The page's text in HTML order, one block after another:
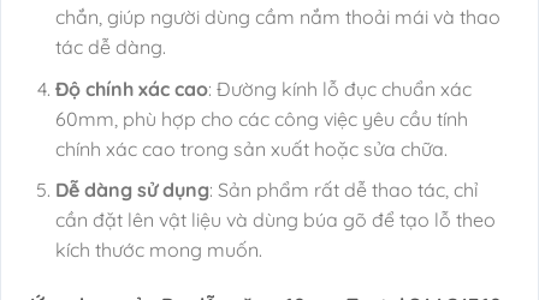
chắn, giúp người dùng cầm nắm thoải mái và thao
tác dễ dàng.
Độ chính xác cao: Đường kính lỗ đục chuẩn xác
60mm, phù hợp cho các công việc yêu cầu tính
chính xác cao trong sản xuất hoặc sửa chữa.
Dễ dàng sử dụng: Sản phẩm rất dễ thao tác, chỉ
cần đặt lên vật liệu và dùng búa gõ để tạo lỗ theo
kích thước mong muốn.